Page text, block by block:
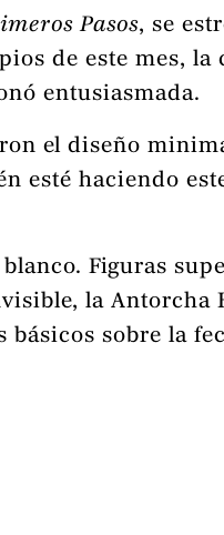
Pasos, se
de este mes, la
entusiasmada.
el diseño
esté haciendo
Figuras
la Antorcha
sobre la